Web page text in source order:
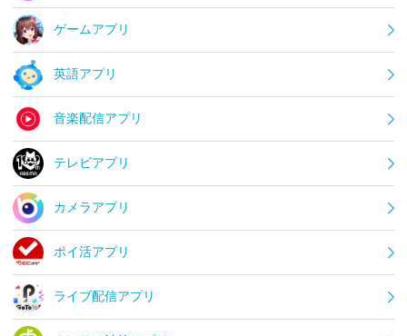
ゲームアプリ
英語アプリ
音楽配信アプリ
テレビアプリ
カメラアプリ
ポイ活アプリ
ライブ配信アプリ